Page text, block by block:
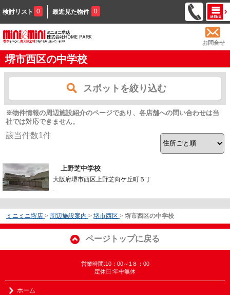
検討リスト 0 最近見た物件 0
お問合せ
堺市西区の中学校
スポットを絞り込む
※物件情報の周辺施設紹介のページであり、各店舗への問い合わせは当
社では対応できません。
該当件数1件
上野芝中学校
大阪府堺市西区上野芝向ケ丘町５丁
-
ミニミニ堺店 > 周辺施設案内 > 堺市西区 > 堺市西区の中学校
ページトップに戻る
営業時間:10：00～1８：00
定休日:年中無休
ホーム